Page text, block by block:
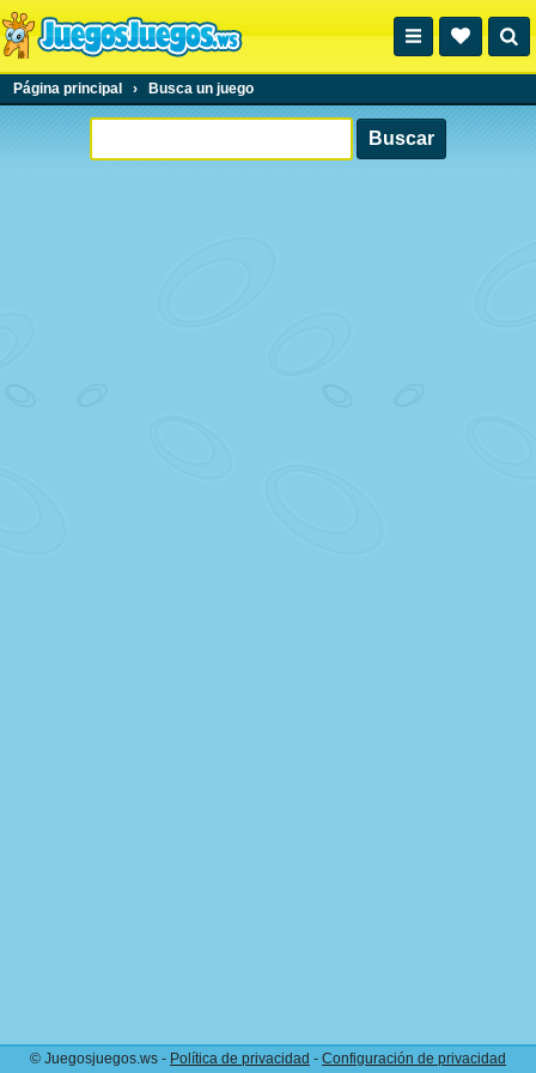
Página principal › Busca un juego
© Juegosjuegos.ws - Política de privacidad - Configuración de privacidad